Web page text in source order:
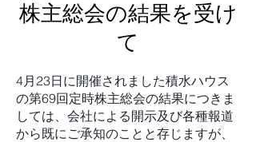
株主総会の結果を受け
て
4月23日に開催されました積水ハウス
の第69回定時株主総会の結果につきま
しては、会社による開示及び各種報道
から既にご承知のことと存じますが、